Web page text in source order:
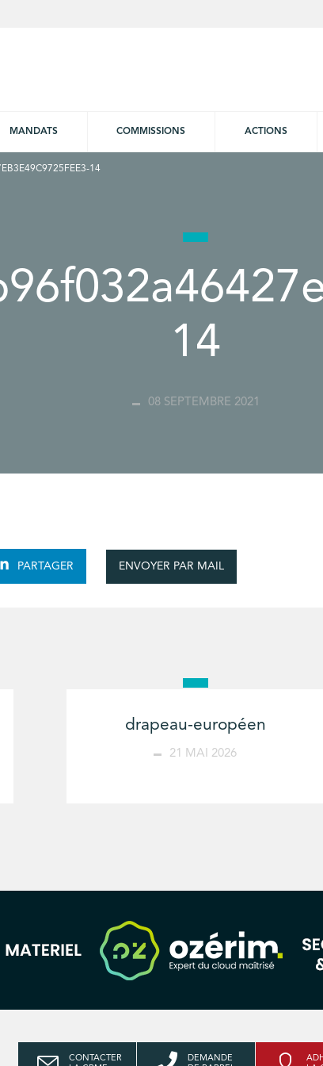
MANDATS COMMISSIONS ACTIONS
14
14
08 SEPTEMBRE 2021
PARTAGER ENVOYER PAR MAIL
drapeau-européen
21 MAI 2026
CONTACTER
DEMANDE